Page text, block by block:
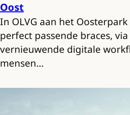
Oost
In OLVG aan het
perfect passende braces,
vernieuwende digitale
mensen…